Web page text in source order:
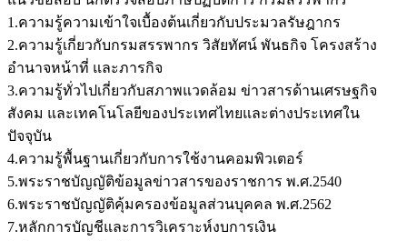
1.ความรู้ความเข้าใจเบื้องต้นเกี่ยวกับประมวลรัษฎากร
2.ความรู้เกี่ยวกับกรมสรรพากร วิสัยทัศน์ พันธกิจ โครงสร้าง
อำนาจหน้าที่ และภารกิจ
3.ความรู้ทั่วไปเกี่ยวกับสภาพแวดล้อม ข่าวสารด้านเศรษฐกิจ
สังคม และเทคโนโลยีของประเทศไทยและต่างประเทศใน
ปัจจุบัน
4.ความรู้พื้นฐานเกี่ยวกับการใช้งานคอมพิวเตอร์
5.พระราชบัญญัติข้อมูลข่าวสารของราชการ พ.ศ.2540
6.พระราชบัญญัติคุ้มครองข้อมูลส่วนบุคคล พ.ศ.2562
7.หลักการบัญชีและการวิเคราะห์งบการเงิน